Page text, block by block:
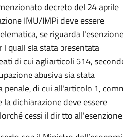
decreto del 24 aprile
IMU/IMPi deve essere
se riguarda l'esenzione
quali sia stata presentata
di cui agliarticoli 614,
abusiva sia stata
penale, di cui all'articolo 1,
la dichiarazione deve essere
cessi il diritto